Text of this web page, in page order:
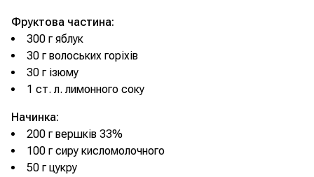
Фруктова частина:
300 г яблук
30 г волоських горіхів
30 г ізюму
1 ст. л. лимонного соку
Начинка:
200 г вершків 33%
100 г сиру кисломолочного
50 г цукру